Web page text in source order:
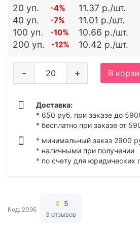
20 уп. -4%
11.37 р./шт.
40 уп.
-7%
11.01 р./шт.
100 уп.
-10%
10.66 р./шт.
200 уп.
-12% 10.42 р./шт.
+
- В
Доставка:
* 650 руб. при заказе до
* бесплатно при заказе от
* минимальный заказ 2900
* наличными при получении
* по счету для юридических
Код: 2096
5
3 отзывов